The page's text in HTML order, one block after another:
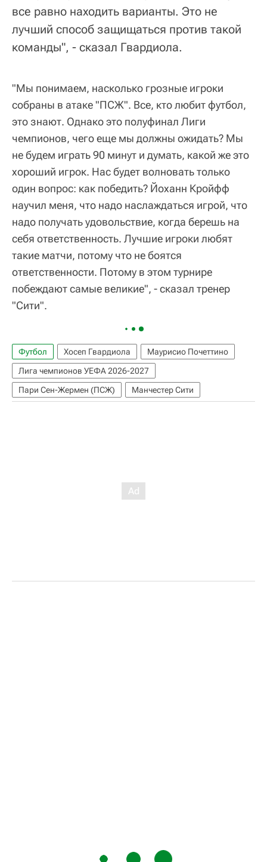
все равно находить варианты. Это не
лучший способ защищаться против такой
команды", - сказал Гвардиола.
"Мы понимаем, насколько грозные игроки
собраны в атаке "ПСЖ". Все, кто любит футбол,
это знают. Однако это полуфинал Лиги
чемпионов, чего еще мы должны ожидать? Мы
не будем играть 90 минут и думать, какой же это
хороший игрок. Нас будет волновать только
один вопрос: как победить? Йоханн Кройфф
научил меня, что надо наслаждаться игрой, что
надо получать удовольствие, когда берешь на
себя ответственность. Лучшие игроки любят
такие матчи, потому что не боятся
ответственности. Потому в этом турнире
побеждают самые великие", - сказал тренер
"Сити".
Футбол Хосеп Гвардиола
Маурисио Почеттино
Лига чемпионов УЕФА 2026-2027
Пари Сен-Жермен (ПСЖ)
Манчестер Сити